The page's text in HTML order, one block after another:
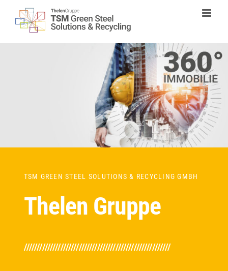
Inhalt
springen
TSM GREEN STEEL SOLUTIONS & RECYCLING GMBH
Thelen Gruppe
////////////////////////////////////////////////////////